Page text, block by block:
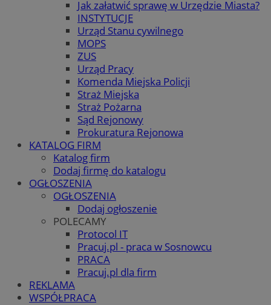
Jak załatwić sprawę w Urzędzie Miasta?
INSTYTUCJE
Urząd Stanu cywilnego
MOPS
ZUS
Urząd Pracy
Komenda Miejska Policji
Straż Miejska
Straż Pożarna
Sąd Rejonowy
Prokuratura Rejonowa
KATALOG FIRM
Katalog firm
Dodaj firmę do katalogu
OGŁOSZENIA
OGŁOSZENIA
Dodaj ogłoszenie
POLECAMY
Protocol IT
Pracuj.pl - praca w Sosnowcu
PRACA
Pracuj.pl dla firm
REKLAMA
WSPÓŁPRACA